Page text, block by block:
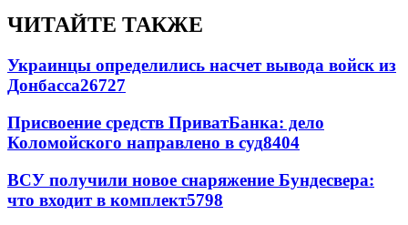
ЧИТАЙТЕ ТАКЖЕ
Украинцы определились насчет вывода войск из
Донбасса26727
Присвоение средств ПриватБанка: дело
Коломойского направлено в суд8404
ВСУ получили новое снаряжение Бундесвера:
что входит в комплект5798